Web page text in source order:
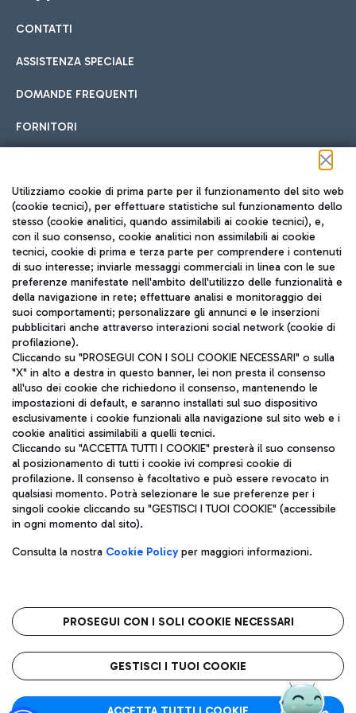
Cucina Internazionale
Fast Food
Pizza
Gelateria
Wine Bar & Sparkling
Hotel in aeroporto
Scegli l'alloggio più adatto e approfitta della vicinanza
all'aeroporto.
Car sharing
Con il Car Sharing è ancora più facile spostarsi
Treno
Raggiungi velocemente l'aeroporto di Fiumicino da Roma
tramite i servizi ferroviari Trenitalia.
Autobus
Scopri le linee di autobus per raggiungere l'aeroporto
Leonardo Da Vinci.
Raggiungi l’aeroporto senza pensieri con il servizio di taxi a
Ristoranti
Scopri la nostra offerta per una pausa gustosa in aeroporto
Mappa Aeroporto Fiumicino
CONTATTI
ASSISTENZA SPECIALE
DOMANDE FREQUENTI
FORNITORI
Seguici sui social
TRAVEL JOURNAL
ITA
Aeroporti di Roma S.p.A. - Società soggetta a direzione e
coordinamento di Mundys S.p.A.
Codice fiscale e Registro delle Imprese di Roma 13032990155 P.
IVA 06572251004
Capitale sociale 62.224.743,00 int. vers.
Sede legale: Via Pier Paolo Racchetti 1 - 00054 Fiumicino (RM)
telefono +39 06 65951
Privacy policy
Note legali
Roma FCO
L'aeroporto stellato
Utilizziamo cookie di prima parte per il funzionamento del sito web
(cookie tecnici), per effettuare statistiche sul funzionamento dello
stesso (cookie analitici, quando assimilabili ai cookie tecnici), e,
con il suo consenso, cookie analitici non assimilabili ai cookie
tecnici, cookie di prima e terza parte per comprendere i contenuti
di suo interesse; inviarle messaggi commerciali in linea con le sue
preferenze manifestate nell'ambito dell'utilizzo delle funzionalità e
della navigazione in rete; effettuare analisi e monitoraggio dei
suoi comportamenti; personalizzare gli annunci e le inserzioni
pubblicitari anche attraverso interazioni social network (cookie di
profilazione).
Cliccando su "PROSEGUI CON I SOLI COOKIE NECESSARI" o sulla
"X" in alto a destra in questo banner, lei non presta il consenso
all'uso dei cookie che richiedono il consenso, mantenendo le
impostazioni di default, e saranno installati sul suo dispositivo
esclusivamente i cookie funzionali alla navigazione sul sito web e i
cookie analitici assimilabili a quelli tecnici.
Cliccando su "ACCETTA TUTTI I COOKIE" presterà il suo consenso
al posizionamento di tutti i cookie ivi compresi cookie di
profilazione. Il consenso è facoltativo e può essere revocato in
qualsiasi momento. Potrà selezionare le sue preferenze per i
singoli cookie cliccando su "GESTISCI I TUOI COOKIE" (accessibile
in ogni momento dal sito).
Consulta la nostra Cookie Policyper maggiori informazioni.
PROSEGUI CON I SOLI COOKIE NECESSARI
GESTISCI I TUOI COOKIE